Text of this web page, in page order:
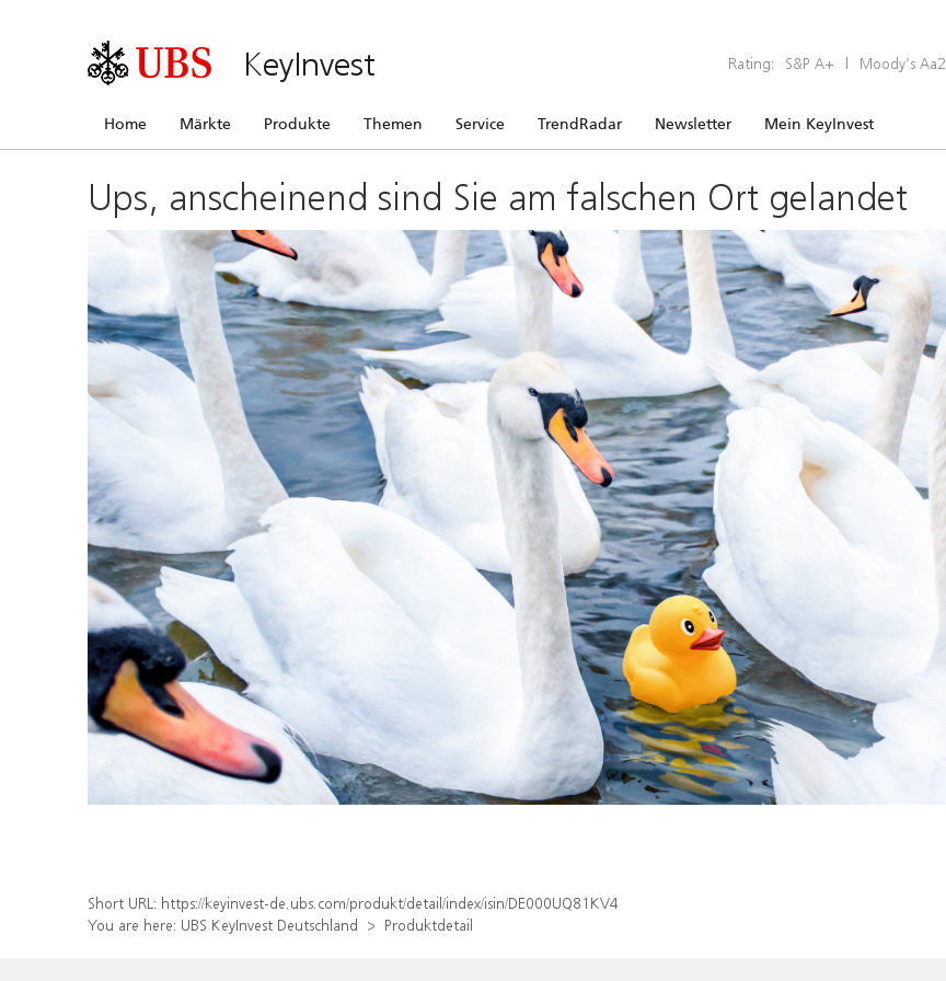
KeyInvest Rating: S&P A+ | Moody’s Aa2
Home Märkte Produkte Themen Service TrendRadar Newsletter Mein KeyInvest
Ups, anscheinend sind Sie am falschen Ort gelandet
Short URL: https://keyinvest-de.ubs.com/produkt/detail/index/isin/DE000UQ81KV4
You are here: UBS KeyInvest Deutschland Produktdetail